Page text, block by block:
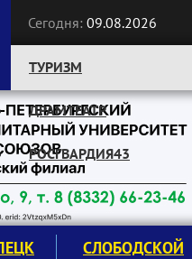
Сегодня: 09.08.2026
ТУРИЗМ
ДРАМТЕАТР
РОСГВАРДИЯ43
СЛОБОДСКОЙ